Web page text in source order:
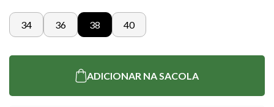
34 36 38 40
ADICIONAR NA SACOLA